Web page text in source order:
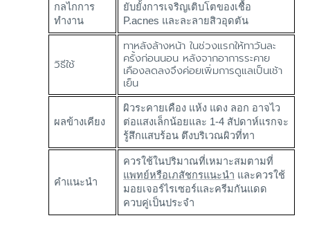
กลไกการ
ทำงาน
ยับยั้งการเจริญเติบโตของเชื้อ
P.acnes และละลายสิวอุดตัน
วิธีใช้
ทาหลังล้างหน้า ในช่วงแรกให้ทาวันละ
ครั้งก่อนนอน หลังจากอาการระคาย
เคืองลดลงจึงค่อยเพิ่มการดูแลเป็นเช้า
เย็น
ผลข้างเคียง
ผิวระคายเคือง แห้ง แดง ลอก อาจไว
ต่อแสงเล็กน้อยและ 1-4 สัปดาห์แรกจะ
รู้สึกแสบร้อน ตึงบริเวณผิวที่ทา
คำแนะนำ
ควรใช้ในปริมาณที่เหมาะสมตามที่
แพทย์หรือเภสัชกรแนะนำ และควรใช้
มอยเจอร์ไรเซอร์และครีมกันแดด
ควบคู่เป็นประจำ